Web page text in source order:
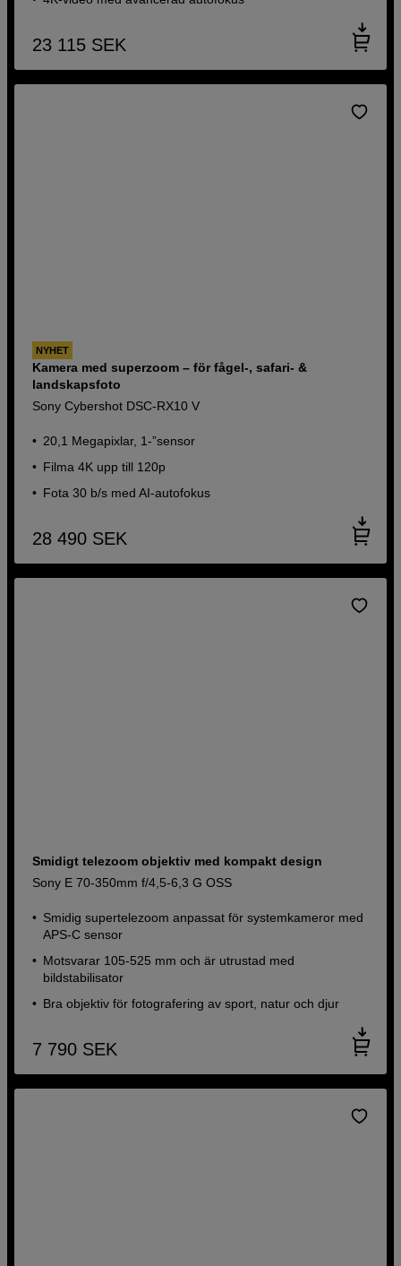
23 115 SEK
NYHET
Kamera med superzoom – för fågel-, safari- &
landskapsfoto
Sony Cybershot DSC-RX10 V
20,1 Megapixlar, 1-”sensor
Filma 4K upp till 120p
Fota 30 b/s med AI-autofokus
28 490 SEK
Smidigt telezoom objektiv med kompakt design
Sony E 70-350mm f/4,5-6,3 G OSS
Smidig supertelezoom anpassat för systemkameror med
APS-C sensor
Motsvarar 105-525 mm och är utrustad med
bildstabilisator
Bra objektiv för fotografering av sport, natur och djur
7 790 SEK